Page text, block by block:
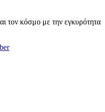
τον κόσμο με την εγκυρότητα